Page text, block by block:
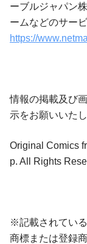
ーブルジャパン
ームなどのサー
https://
情報の掲載及び
示をお願いいたし
Original Comics
p. All Rights
※記載されてい
商標または登録商